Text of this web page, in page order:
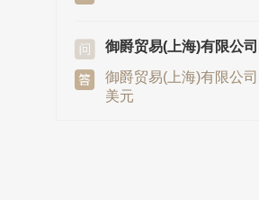
御爵贸易(上海)有限公
御爵贸易(上海)有限公
美元